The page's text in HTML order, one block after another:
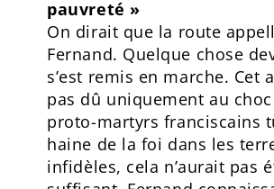
pauvreté »
On dirait que la route
Fernand. Quelque chose
s’est remis en marche. Cet
pas dû uniquement au choc
proto-martyrs franciscains
haine de la foi dans les
infidèles, cela n’aurait pas